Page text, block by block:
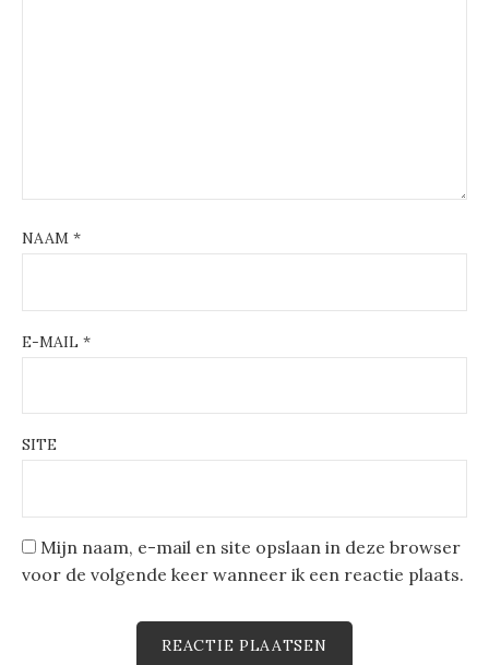
NAAM *
E-MAIL *
SITE
Mijn naam, e-mail en site opslaan in deze browser
voor de volgende keer wanneer ik een reactie plaats.